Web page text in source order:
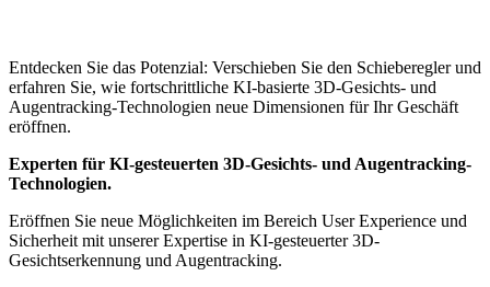
Entdecken Sie das Potenzial: Verschieben Sie den Schieberegler und
erfahren Sie, wie fortschrittliche KI-basierte 3D-Gesichts- und
Augentracking-Technologien neue Dimensionen für Ihr Geschäft
eröffnen.
Experten für KI-gesteuerten 3D-Gesichts- und Augentracking-
Technologien.
Eröffnen Sie neue Möglichkeiten im Bereich User Experience und
Sicherheit mit unserer Expertise in KI-gesteuerter 3D-
Gesichtserkennung und Augentracking.